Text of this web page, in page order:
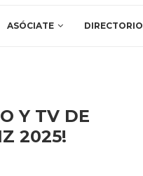
ASÓCIATE DIRECTORIO
Y TV DE
2025!